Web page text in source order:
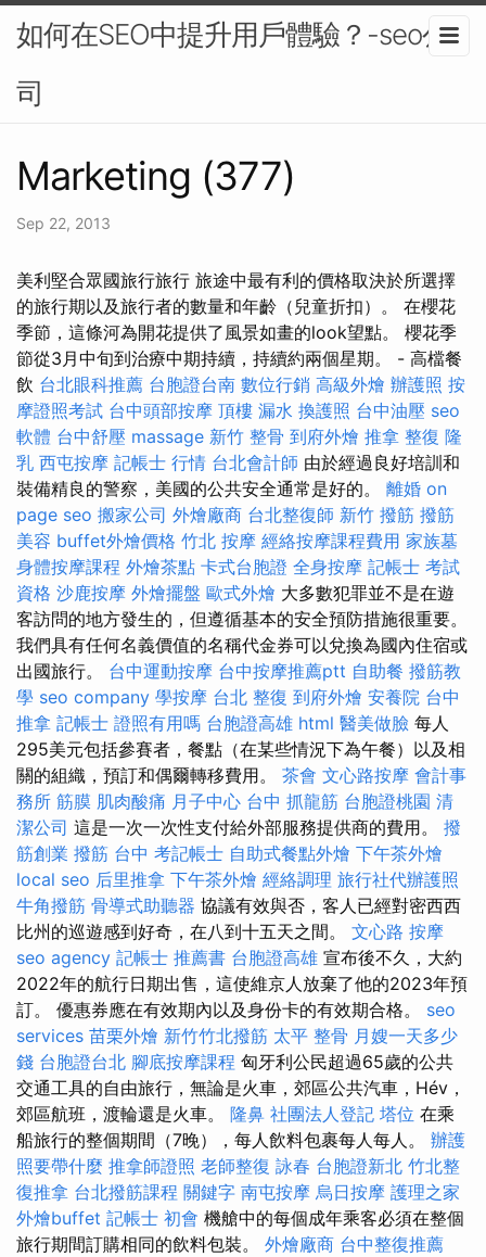
如何在SEO中提升用戶體驗？-seo公
司
Marketing (377)
Sep 22, 2013
美利堅合眾國旅行旅行 旅途中最有利的價格取決於所選擇
的旅行期以及旅行者的數量和年齡（兒童折扣）。 在櫻花
季節，這條河為開花提供了風景如畫的look望點。 櫻花季
節從3月中旬到治療中期持續，持續約兩個星期。 - 高檔餐
飲 台北眼科推薦 台胞證台南 數位行銷 高級外燴 辦護照 按
摩證照考試 台中頭部按摩 頂樓 漏水 換護照 台中油壓 seo
軟體 台中舒壓 massage 新竹 整骨 到府外燴 推拿 整復 隆
乳 西屯按摩 記帳士 行情 台北會計師 由於經過良好培訓和
裝備精良的警察，美國的公共安全通常是好的。 離婚 on
page seo 搬家公司 外燴廠商 台北整復師 新竹 撥筋 撥筋
美容 buffet外燴價格 竹北 按摩 經絡按摩課程費用 家族墓
身體按摩課程 外燴茶點 卡式台胞證 全身按摩 記帳士 考試
資格 沙鹿按摩 外燴擺盤 歐式外燴 大多數犯罪並不是在遊
客訪問的地方發生的，但遵循基本的安全預防措施很重要。
我們具有任何名義價值的名稱代金券可以兌換為國內住宿或
出國旅行。 台中運動按摩 台中按摩推薦ptt 自助餐 撥筋教
學 seo company 學按摩 台北 整復 到府外燴 安養院 台中
推拿 記帳士 證照有用嗎 台胞證高雄 html 醫美做臉 每人
295美元包括參賽者，餐點（在某些情況下為午餐）以及相
關的組織，預訂和偶爾轉移費用。 茶會 文心路按摩 會計事
務所 筋膜 肌肉酸痛 月子中心 台中 抓龍筋 台胞證桃園 清
潔公司 這是一次一次性支付給外部服務提供商的費用。 撥
筋創業 撥筋 台中 考記帳士 自助式餐點外燴 下午茶外燴
local seo 后里推拿 下午茶外燴 經絡調理 旅行社代辦護照
牛角撥筋 骨導式助聽器 協議有效與否，客人已經對密西西
比州的巡遊感到好奇，在八到十五天之間。 文心路 按摩
seo agency 記帳士 推薦書 台胞證高雄 宣布後不久，大約
2022年的航行日期出售，這使維京人放棄了他的2023年預
訂。 優惠券應在有效期內以及身份卡的有效期合格。 seo
services 苗栗外燴 新竹竹北撥筋 太平 整骨 月嫂一天多少
錢 台胞證台北 腳底按摩課程 匈牙利公民超過65歲的公共
交通工具的自由旅行，無論是火車，郊區公共汽車，Hév，
郊區航班，渡輪還是火車。 隆鼻 社團法人登記 塔位 在乘
船旅行的整個期間（7晚），每人飲料包裹每人每人。 辦護
照要帶什麼 推拿師證照 老師整復 詠春 台胞證新北 竹北整
復推拿 台北撥筋課程 關鍵字 南屯按摩 烏日按摩 護理之家
外燴buffet 記帳士 初會 機艙中的每個成年乘客必須在整個
旅行期間訂購相同的飲料包裝。 外燴廠商 台中整復推薦